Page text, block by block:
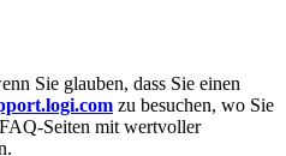
Sie glauben, dass Sie einen
zu besuchen, wo Sie
Seiten mit wertvoller